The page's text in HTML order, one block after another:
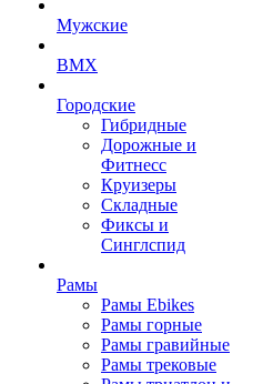
Мужские
BMX
Городские
Гибридные
Дорожные и
Фитнесс
Круизеры
Складные
Фиксы и
Синглспид
Рамы
Рамы Ebikes
Рамы горные
Рамы гравийные
Рамы трековые